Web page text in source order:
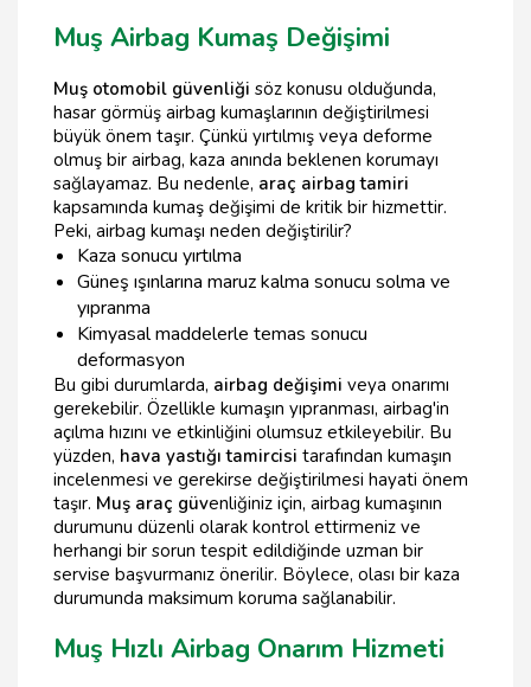
Muş Airbag Kumaş Değişimi
Muş otomobil güvenliği söz konusu olduğunda,
hasar görmüş airbag kumaşlarının değiştirilmesi
büyük önem taşır. Çünkü yırtılmış veya deforme
olmuş bir airbag, kaza anında beklenen korumayı
sağlayamaz. Bu nedenle, araç airbag tamiri
kapsamında kumaş değişimi de kritik bir hizmettir.
Peki, airbag kumaşı neden değiştirilir?
Kaza sonucu yırtılma
Güneş ışınlarına maruz kalma sonucu solma ve
yıpranma
Kimyasal maddelerle temas sonucu
deformasyon
Bu gibi durumlarda, airbag değişimi veya onarımı
gerekebilir. Özellikle kumaşın yıpranması, airbag'in
açılma hızını ve etkinliğini olumsuz etkileyebilir. Bu
yüzden, hava yastığı tamircisi tarafından kumaşın
incelenmesi ve gerekirse değiştirilmesi hayati önem
taşır. Muş araç güvenliğiniz için, airbag kumaşının
durumunu düzenli olarak kontrol ettirmeniz ve
herhangi bir sorun tespit edildiğinde uzman bir
servise başvurmanız önerilir. Böylece, olası bir kaza
durumunda maksimum koruma sağlanabilir.
Muş Hızlı Airbag Onarım Hizmeti